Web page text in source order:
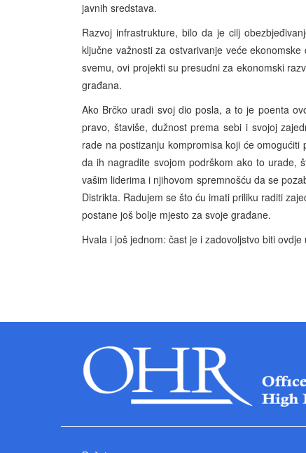
javnih sredstava.
Razvoj infrastrukture, bilo da je cilj
ključne važnosti za ostvarivanje veće
svemu, ovi projekti su presudni za ekonomski
građana.
Ako Brčko uradi svoj dio posla, a to je poenta
pravo, štaviše, dužnost prema sebi i svojoj
rade na postizanju kompromisa koji će
da ih nagradite svojom podrškom ako to urade,
vašim liderima i njihovom spremnošću da se
Distrikta. Radujem se što ću imati priliku raditi
postane još bolje mjesto za svoje građane.
Hvala i još jednom: čast je i zadovoljstvo biti ovdje